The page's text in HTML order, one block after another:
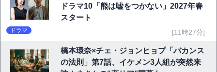
ドラマ10「熊は嘘をつかない」2027年春
スタート
ドラマ [11時27分]
橋本環奈×チェ・ジョンヒョプ「バカンス
の法則」第7話、イケメン3人組が突然来